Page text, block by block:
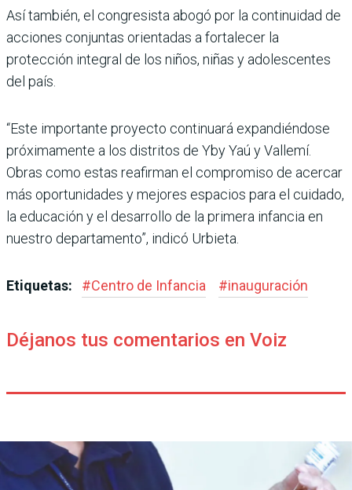
Así también, el congresista abogó por la continuidad de
acciones conjuntas orientadas a fortalecer la
protección integral de los niños, niñas y adolescentes
del país.
“Este importante proyecto continuará expandiéndose
próximamente a los distritos de Yby Yaú y Vallemí.
Obras como estas reafirman el compromiso de acercar
más oportunidades y mejores espacios para el cuidado,
la educación y el desarrollo de la primera infancia en
nuestro departamento”, indicó Urbieta.
Etiquetas: #Centro de Infancia #inauguración
Déjanos tus comentarios en Voiz